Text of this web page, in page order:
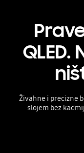
QLED.
Živahne i precizne
slojem bez